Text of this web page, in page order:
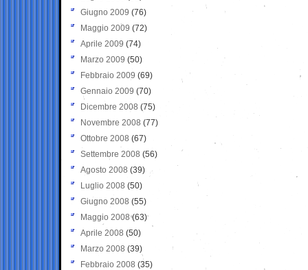
Giugno 2009 (76)
Maggio 2009 (72)
Aprile 2009 (74)
Marzo 2009 (50)
Febbraio 2009 (69)
Gennaio 2009 (70)
Dicembre 2008 (75)
Novembre 2008 (77)
Ottobre 2008 (67)
Settembre 2008 (56)
Agosto 2008 (39)
Luglio 2008 (50)
Giugno 2008 (55)
Maggio 2008(63)
Aprile 2008 (50)
Marzo 2008 (39)
Febbraio 2008 (35)